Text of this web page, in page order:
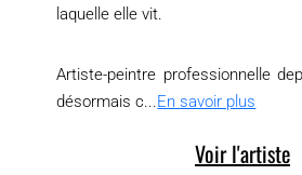
laquelle elle vit.
Artiste-peintre professionnelle
désormais c...En savoir plus
Voir l'artiste